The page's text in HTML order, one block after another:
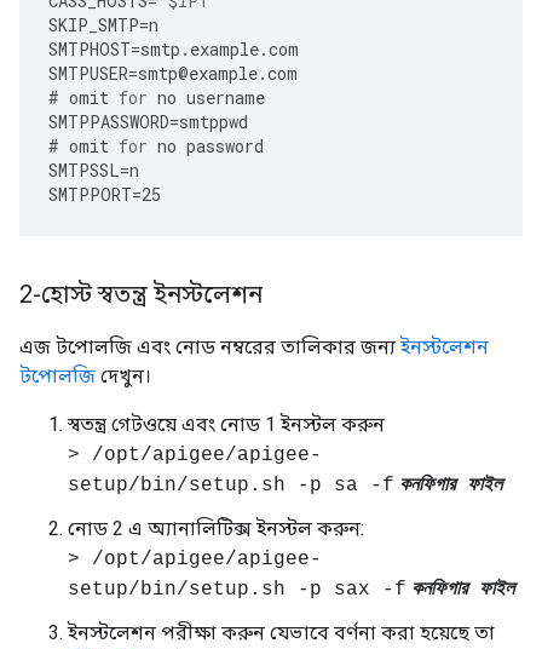
SKIP_SMTP=n
SMTPHOST=smtp . example.com
SMTPUSER=smtp@example.com
# omit for no username
SMTPPASSWORD=smtppwd
# omit for no password
SMTPSSL=n
SMTPPORT=25
2-হোস্ট স্বতন্ত্র ইনস্টলেশন
এজ টপোলজি এবং নোড নম্বরের তালিকার জন্যইনস্টলেশন
টপোলজি দেখুন।
স্বতন্ত্র গেটওয়ে এবং নোড 1 ইনস্টল করুন
> /opt/apigee/apigee-
setup/bin/setup.sh -p sa -f কনফিগার ফাইল
নোড 2 এ অ্যানালিটিক্স ইনস্টল করুন:
> /opt/apigee/apigee-
setup/bin/setup.sh -p sax -f কনফিগার ফাইল
ইনস্টলেশন পরীক্ষা করুন যেভাবে বর্ণনা করা হয়েছে তা